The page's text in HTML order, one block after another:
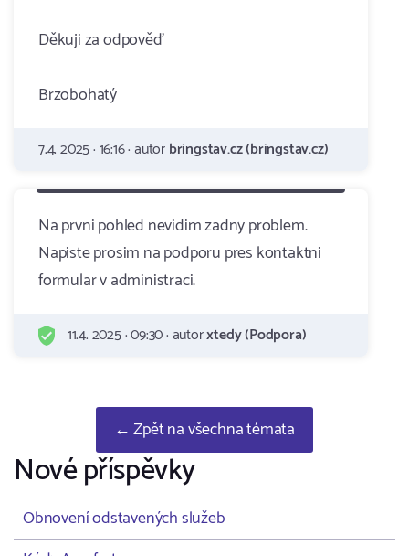
Děkuji za odpověď
Brzobohatý
7.4. 2025 · 16:16 · autorbringstav.cz (bringstav.cz)
Na prvni pohled nevidim zadny problem.
Napiste prosim na podporu pres kontaktni
formular v administraci.
11.4. 2025 · 09:30 · autorxtedy (Podpora)
← Zpět na všechna témata
Nové příspěvky
Obnovení odstavených služeb